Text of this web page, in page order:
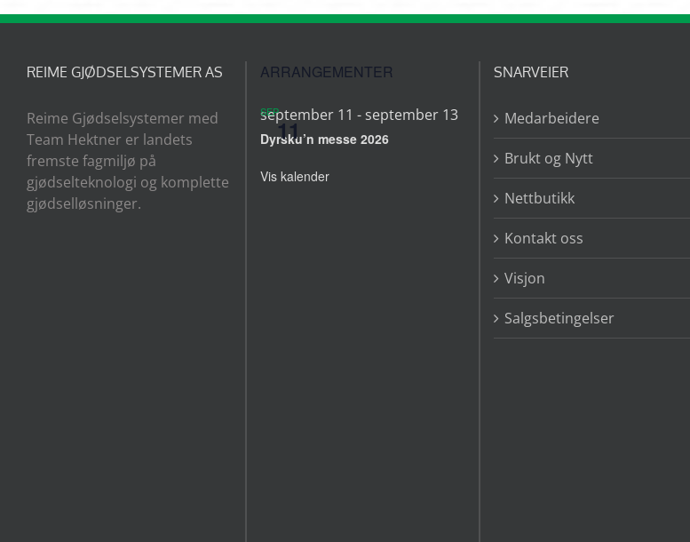
REIME GJØDSELSYSTEMER AS
Reime Gjødselsystemer med
Team Hektner er landets
fremste fagmiljø på
gjødselteknologi og komplette
gjødselløsninger.
ARRANGEMENTER
SEP
11
september 11 - september 13
Dyrsku’n messe 2026
Vis kalender
SNARVEIER
Medarbeidere
Brukt og Nytt
Nettbutikk
Kontakt oss
Visjon
Salgsbetingelser